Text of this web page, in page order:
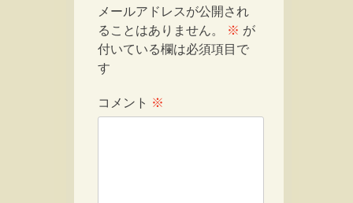
メールアドレスが公開され
ることはありません。
※ が
付いている欄は必須項目で
す
コメント ※